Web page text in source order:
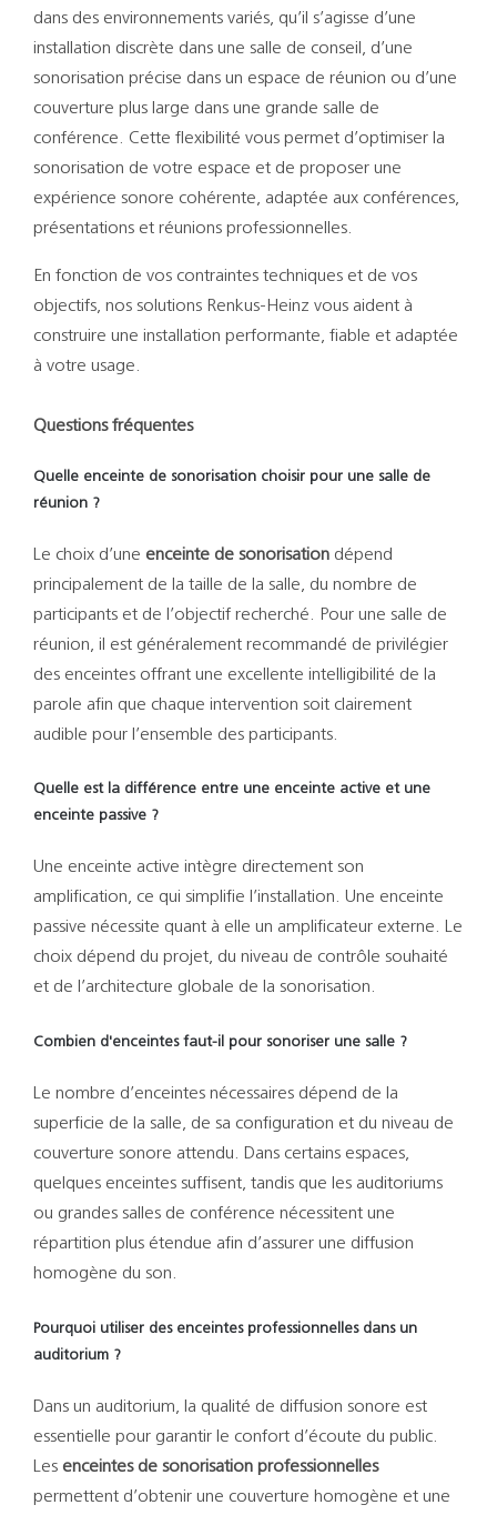
dans des environnements variés, qu’il s’agisse d’une
installation discrète dans une salle de conseil, d’une
sonorisation précise dans un espace de réunion ou d’une
couverture plus large dans une grande salle de
conférence. Cette flexibilité vous permet d’optimiser la
sonorisation de votre espace et de proposer une
expérience sonore cohérente, adaptée aux conférences,
présentations et réunions professionnelles.
En fonction de vos contraintes techniques et de vos
objectifs, nos solutions Renkus-Heinz vous aident à
construire une installation performante, fiable et adaptée
à votre usage.
Questions fréquentes
Quelle enceinte de sonorisation choisir pour une salle de
réunion ?
Le choix d’une enceinte de sonorisation dépend
principalement de la taille de la salle, du nombre de
participants et de l’objectif recherché. Pour une salle de
réunion, il est généralement recommandé de privilégier
des enceintes offrant une excellente intelligibilité de la
parole afin que chaque intervention soit clairement
audible pour l’ensemble des participants.
Quelle est la différence entre une enceinte active et une
enceinte passive ?
Une enceinte active intègre directement son
amplification, ce qui simplifie l’installation. Une enceinte
passive nécessite quant à elle un amplificateur externe. Le
choix dépend du projet, du niveau de contrôle souhaité
et de l’architecture globale de la sonorisation.
Combien d'enceintes faut-il pour sonoriser une salle ?
Le nombre d’enceintes nécessaires dépend de la
superficie de la salle, de sa configuration et du niveau de
couverture sonore attendu. Dans certains espaces,
quelques enceintes suffisent, tandis que les auditoriums
ou grandes salles de conférence nécessitent une
répartition plus étendue afin d’assurer une diffusion
homogène du son.
Pourquoi utiliser des enceintes professionnelles dans un
auditorium ?
Dans un auditorium, la qualité de diffusion sonore est
essentielle pour garantir le confort d’écoute du public.
Les enceintes de sonorisation professionnelles
permettent d’obtenir une couverture homogène et une